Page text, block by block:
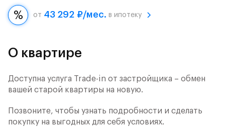
от 43 292 ₽/мес. в ипотеку
О квартире
Доступна услуга Trade-in от застройщика – обмен
вашей старой квартиры на новую.
Позвоните, чтобы узнать подробности и сделать
покупку на выгодных для себя условиях.